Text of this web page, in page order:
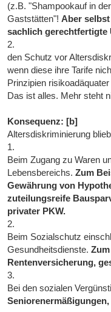
(z.B. "Shampookauf in
Gaststätten"!Aber
sachlich gerechtfertigte
2.
den Schutz vor
wenn diese ihre Tarife
Prinzipien
Das ist alles. Mehr steht
Konsequenz: [b]
Altersdiskriminierung
1.
Beim Zugang zu Waren
Lebensbereichs.Zum
Gewährung von
zuteilungsreife
privater PKW.
2.
Beim Sozialschutz
Gesundheitsdienste.
Rentenversicherung,
3.
Bei den sozialen